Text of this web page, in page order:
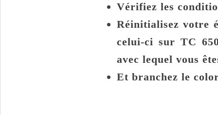
Vérifiez les
Réinitialisez votre
celui-ci sur TC
avec lequel vous
Et branchez le